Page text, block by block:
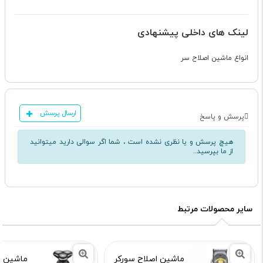
لینک های داخلی پیشنهادی
انواع ماشین اصلاح سر
پرسش و پاسخ ارسال پرسش
هیچ پرسش و یا نظری نشده است ، شما اگر سوالی دارید میتوانید
از ما بپرسید..
سایر محصولات مرتبط
ماشین اصلاح سورکر
ماشین